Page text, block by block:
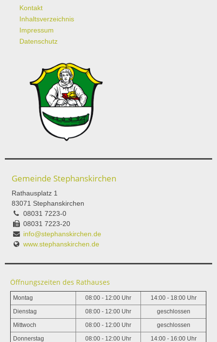
Kontakt
Inhaltsverzeichnis
Impressum
Datenschutz
Gemeinde Stephanskirchen
Rathausplatz 1
83071 Stephanskirchen
08031 7223-0
08031 7223-20
info@stephanskirchen.de
www.stephanskirchen.de
Öffnungszeiten des Rathauses
Montag 08:00 - 12:00 Uhr 14:00 - 18:00 Uhr
Dienstag 08:00 - 12:00 Uhr geschlossen
Mittwoch 08:00 - 12:00 Uhr geschlossen
Donnerstag 08:00 - 12:00 Uhr 14:00 - 16:00 Uhr